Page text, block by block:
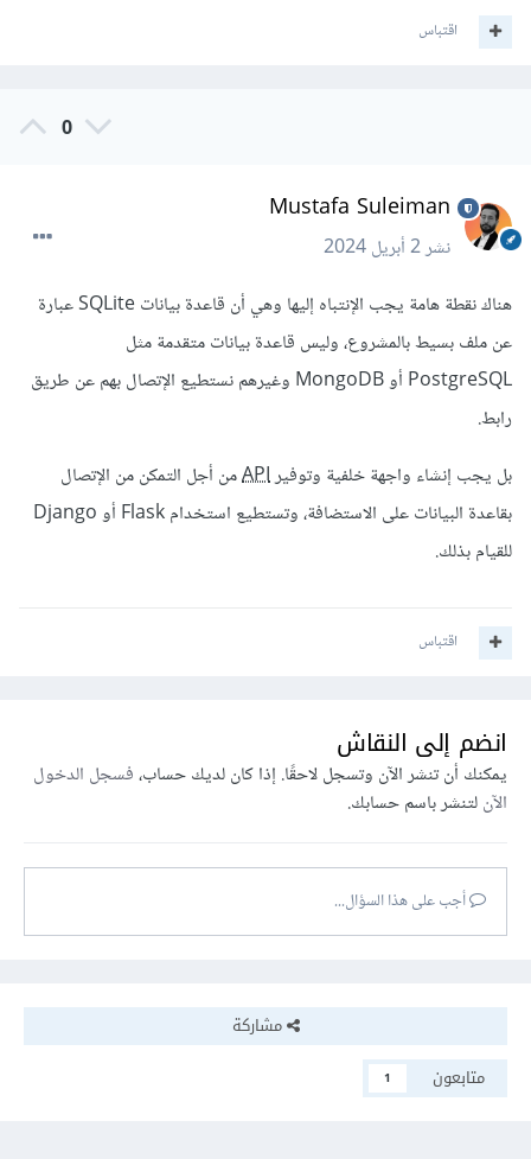
اقتباس
0
Mustafa Suleiman
نشر2 أبريل 2024
هناك نقطة هامة يجب الإنتباه إليها وهي أن قاعدة بيانات SQLite عبارة
عن ملف بسيط بالمشروع، وليس قاعدة بيانات متقدمة مثل
PostgreSQL أو MongoDB وغيرهم نستطيع الإتصال بهم عن طريق
رابط.
بل يجب إنشاء واجهة خلفية وتوفيرAPIمن أجل التمكن من الإتصال
بقاعدة البيانات على الاستضافة، وتستطيع استخدام Flask أو Django
للقيام بذلك.
اقتباس
انضم إلى النقاش
يمكنك أن تنشر الآن وتسجل لاحقًا. إذا كان لديك حساب،فسجل الدخول
الآنلتنشر باسم حسابك.
أجب على هذا السؤال...
مشاركة
متابعون
1